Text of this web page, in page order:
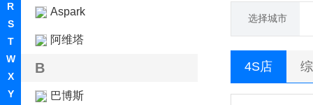
R
S
T
W
X
Y
Aspark
阿维塔
B
巴博斯
选择城市
4S店